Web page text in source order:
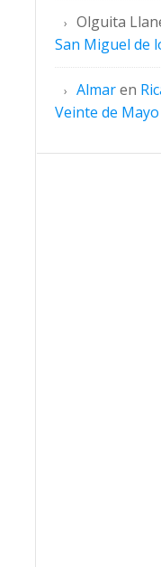
Olguita
San Miguel de
Almaren
Veinte de Mayo